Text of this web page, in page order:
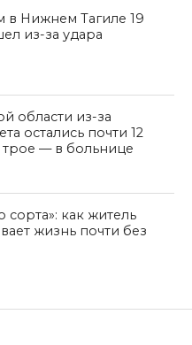
в Нижнем Тагиле 19
из-за удара
области из-за
остались почти 12
трое — в больнице
как житель
жизнь почти без